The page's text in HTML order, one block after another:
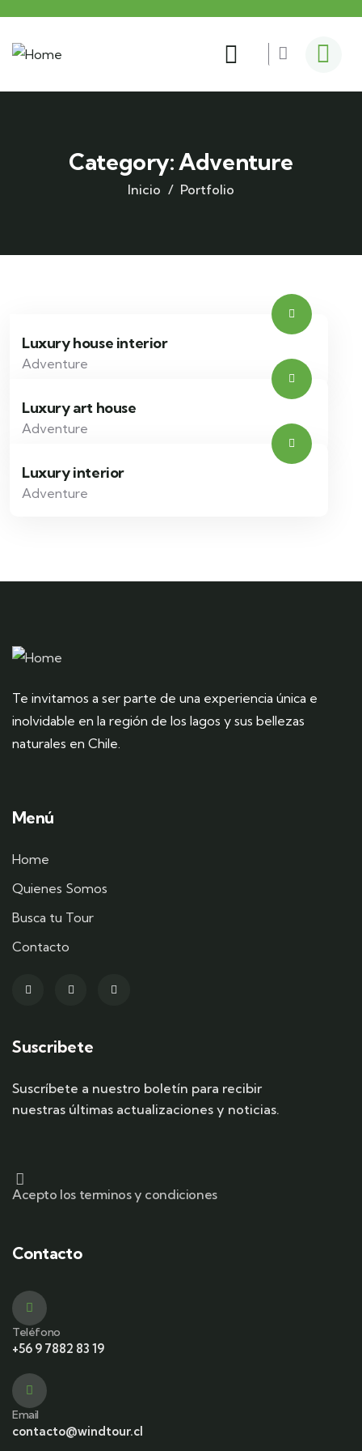
Category:Adventure
Inicio Portfolio
Luxury house interior
Adventure
Luxury art house
Adventure
Luxury interior
Adventure
Te invitamos a ser parte de una experiencia única e
inolvidable en la región de los lagos y sus bellezas
naturales en Chile.
Menú
Home
Quienes Somos
Busca tu Tour
Contacto
Suscribete
Suscríbete a nuestro boletín para recibir
nuestras últimas actualizaciones y noticias.
Acepto los terminos y condiciones
Contacto
Teléfono
+56 9 7882 83 19
Email
contacto@windtour.cl